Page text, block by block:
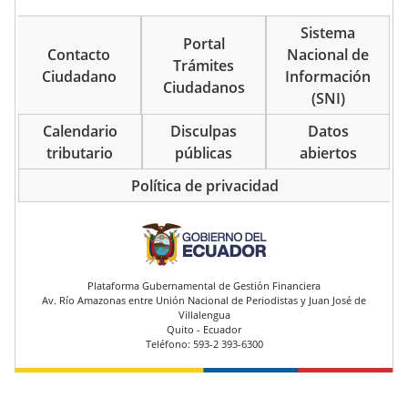
Contacto
Ciudadano
Portal
Trámites
Ciudadanos
Sistema
Nacional de
Información
(SNI)
Calendario
tributario
Disculpas
públicas
Datos
abiertos
Política de privacidad
pie de página
Plataforma Gubernamental de Gestión Financiera
Av. Río Amazonas entre Unión Nacional de Periodistas y Juan José de
Villalengua
Quito - Ecuador
Teléfono: 593-2 393-6300